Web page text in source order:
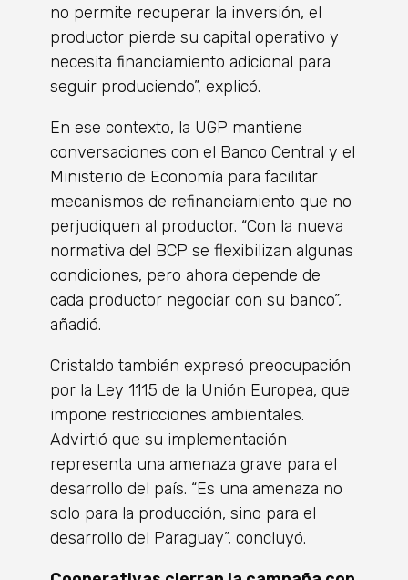
no permite recuperar la inversión, el
productor pierde su capital operativo y
necesita financiamiento adicional para
seguir produciendo”, explicó.
En ese contexto, la UGP mantiene
conversaciones con el Banco Central y el
Ministerio de Economía para facilitar
mecanismos de refinanciamiento que no
perjudiquen al productor. “Con la nueva
normativa del BCP se flexibilizan algunas
condiciones, pero ahora depende de
cada productor negociar con su banco”,
añadió.
Cristaldo también expresó preocupación
por la Ley 1115 de la Unión Europea, que
impone restricciones ambientales.
Advirtió que su implementación
representa una amenaza grave para el
desarrollo del país. “Es una amenaza no
solo para la producción, sino para el
desarrollo del Paraguay”, concluyó.